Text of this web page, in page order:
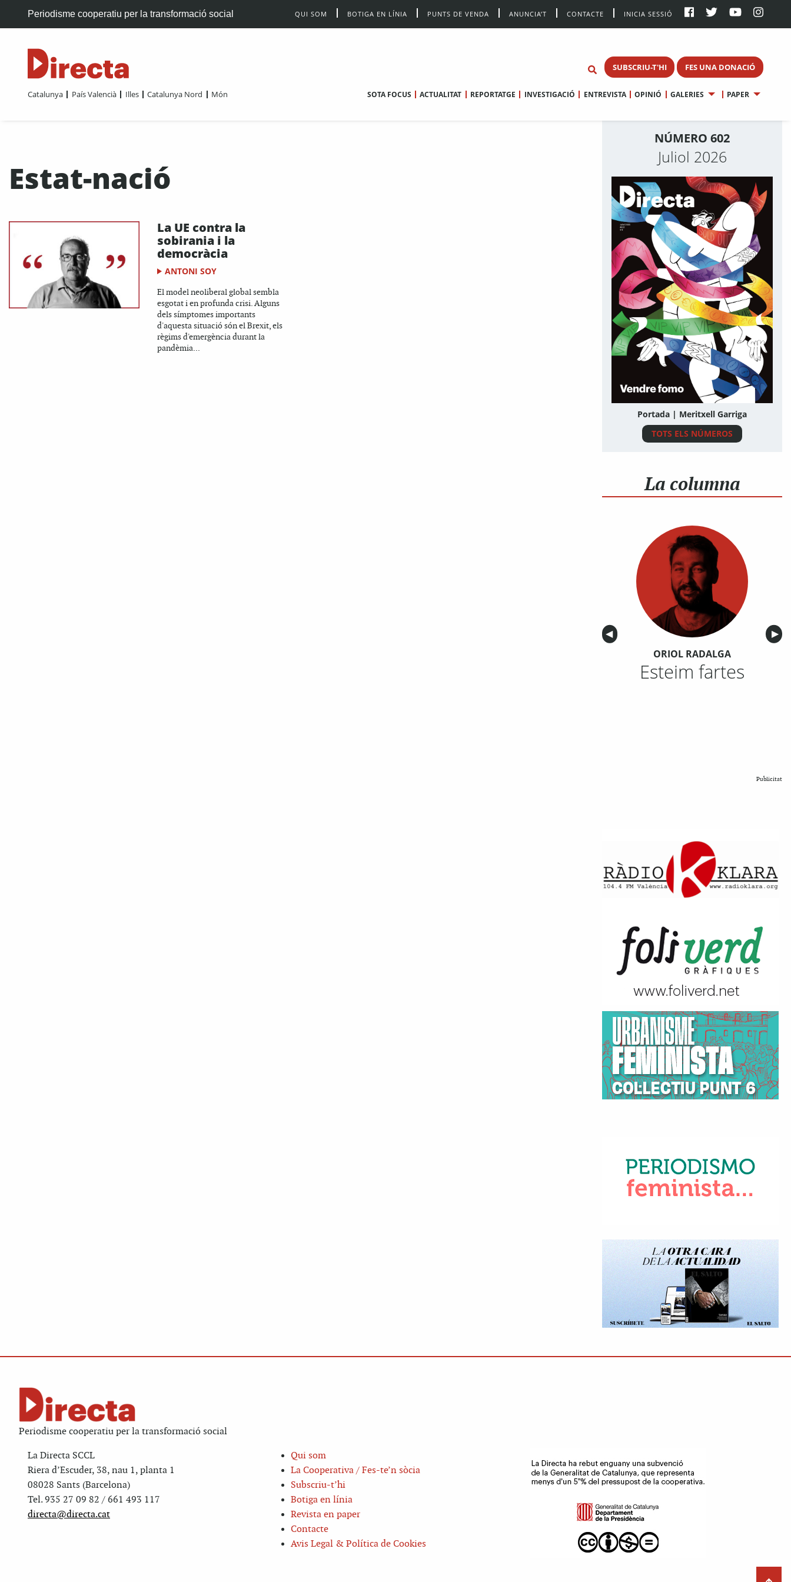
Periodisme cooperatiu per la transformació social QUI SOM BOTIGA EN LÍNIA PUNTS DE VENDA ANUNCIA’T CONTACTE INICIA SESSIÓ
SUBSCRIU-T'HI FES UNA DONACIÓ
Catalunya País Valencià Illes Catalunya Nord Món SOTA FOCUS ACTUALITAT REPORTATGE INVESTIGACIÓ ENTREVISTA OPINIÓ GALERIES PAPER
Estat-nació
La UE contra la
sobirania i la
democràcia
ANTONI SOY
El model neoliberal global sembla
esgotat i en profunda crisi. Alguns
dels símptomes importants
d'aquesta situació són el Brexit, els
règims d'emergència durant la
pandèmia...
NÚMERO 602
Juliol 2026
Portada | Meritxell Garriga
TOTS ELS NÚMEROS
La columna
Anterior
◀︎ ▶︎
ORIOL RADALGA
Esteim fartes
Publicitat
Periodisme cooperatiu per la transformació social
La Directa SCCL
Riera d’Escuder, 38, nau 1, planta 1
08028 Sants (Barcelona)
Tel. 935 27 09 82 / 661 493 117
directa@directa.cat
Qui som
La Cooperativa / Fes-te’n sòcia
Subscriu-t’hi
Botiga en línia
Revista en paper
Contacte
Avis Legal & Política de Cookies